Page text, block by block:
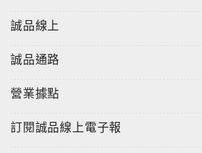
誠品線上
誠品通路
營業據點
訂閱誠品線上電子報